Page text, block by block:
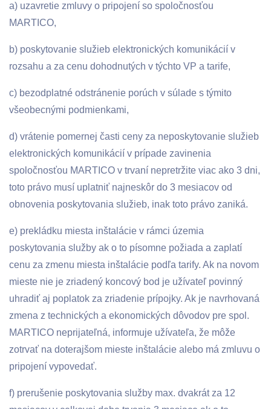
a) uzavretie zmluvy o pripojení so spoločnosťou
MARTICO,
b) poskytovanie služieb elektronických komunikácií v
rozsahu a za cenu dohodnutých v týchto VP a tarife,
c) bezodplatné odstránenie porúch v súlade s týmito
všeobecnými podmienkami,
d) vrátenie pomernej časti ceny za neposkytovanie služieb
elektronických komunikácií v prípade zavinenia
spoločnosťou MARTICO v trvaní nepretržite viac ako 3 dni,
toto právo musí uplatniť najneskôr do 3 mesiacov od
obnovenia poskytovania služieb, inak toto právo zaniká.
e) prekládku miesta inštalácie v rámci územia
poskytovania služby ak o to písomne požiada a zaplatí
cenu za zmenu miesta inštalácie podľa tarify. Ak na novom
mieste nie je zriadený koncový bod je užívateľ povinný
uhradiť aj poplatok za zriadenie prípojky. Ak je navrhovaná
zmena z technických a ekonomických dôvodov pre spol.
MARTICO neprijateľná, informuje užívateľa, že môže
zotrvať na doterajšom mieste inštalácie alebo má zmluvu o
pripojení vypovedať.
f) prerušenie poskytovania služby max. dvakrát za 12